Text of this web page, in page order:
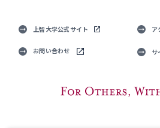
上智大学公式サイト ア
お問い合わせ サ